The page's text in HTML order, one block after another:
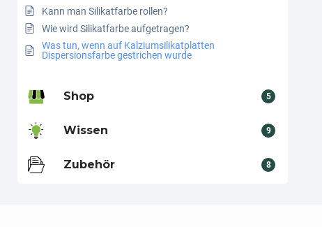
Kann man Silikatfarbe rollen?
Wie wird Silikatfarbe aufgetragen?
Was tun, wenn auf Kalziumsilikatplatten
Dispersionsfarbe gestrichen wurde
Shop 5
Wissen 9
Zubehör 8